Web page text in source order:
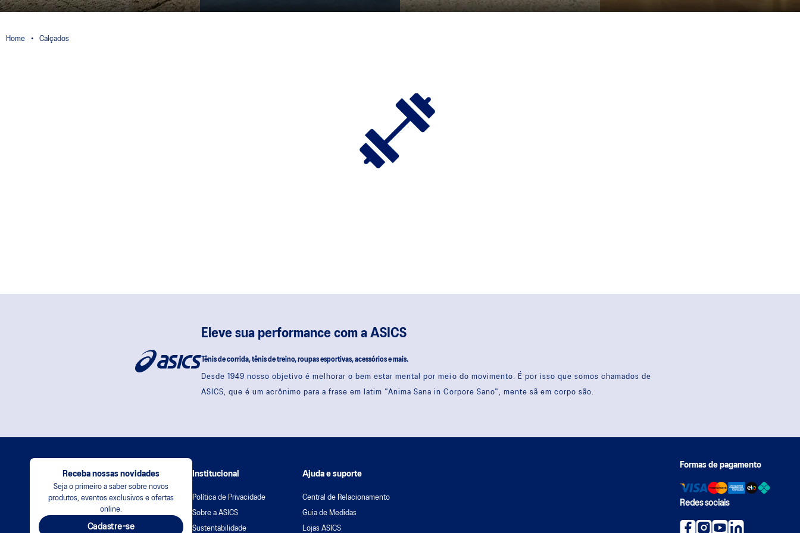
Calçados
Eleve sua performance com a ASICS
Tênis de corrida, tênis de treino, roupas esportivas, acessórios e mais.
Desde 1949 nosso objetivo é melhorar o bem estar mental por meio do movimento. É por isso que somos chamados de
ASICS, que é um acrônimo para a frase em latim "Anima Sana in Corpore Sano", mente sã em corpo são.
Receba nossas novidades
Seja o primeiro a saber sobre novos
produtos, eventos exclusivos e ofertas
online.
Cadastre-se
Institucional
Política de Privacidade
Sobre a ASICS
Sustentabilidade
Ajuda e suporte
Central de Relacionamento
Guia de Medidas
Lojas ASICS
Formas de pagamento
Redes sociais